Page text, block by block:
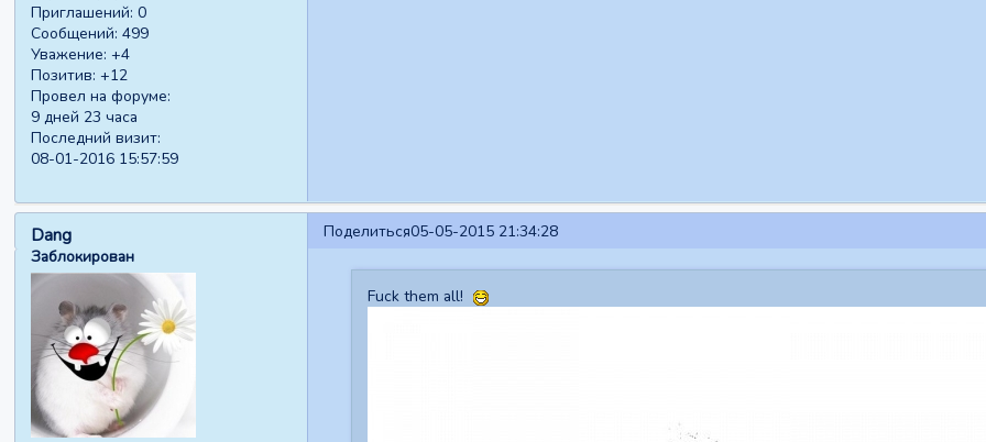
Приглашений: 0
Сообщений: 499
Уважение: +4
Позитив: +12
Провел на форуме:
9 дней 23 часа
Последний визит:
08-01-2016 15:57:59
Поделиться05-05-2015 21:34:28
Dang
Заблокирован
Fuck them all!